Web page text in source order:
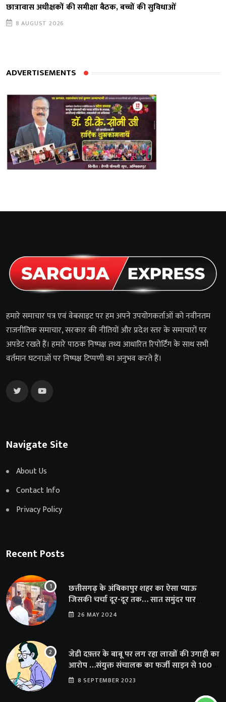
छात्रावास अधीक्षकों की समीक्षा बैठक, बच्चों की सुविधाओं
8 AUGUST 2026
ADVERTISEMENTS
हमारे समाचार पत्र एवं वेबसाइट पर हम अपने उपयोगकर्ताओं को नवीनतम
राजनीतिक समाचार, सरकार की नीतियों और प्रदेश स्तर के समाचारों पर
अपडेट रखते हैं। हमारे पाठक निष्पक्ष तथ्य आधारित रिपोर्टिंग के साथ सभी
वर्तमान घटनाओं पर निष्पक्ष टिप्पणी का अनुभव करते हैं।
Navigate Site
About Us
Contact Info
Privacy Policy
Recent Posts
छत्तीसगढ़ के अंबिकापुर शहर का ऐसा प्याऊ
जिसकी चर्चा दूर-दूर तक… सात समुंदर पार
अमेरिका से भी पहुंचा सहयोग
26 MAY 2024
जेडी दफ़्तर के बाबू पर लग रहा लाखों की उगाही का
आरोप …संयुक्त संचालक का फर्जी साइन से 100
शिक्षकों क़ो थमाया संशोधन आदेश
8 SEPTEMBER 2023